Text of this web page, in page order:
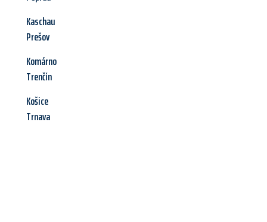
Kaschau
Prešov
Komárno
Trenčín
Košice
Trnava